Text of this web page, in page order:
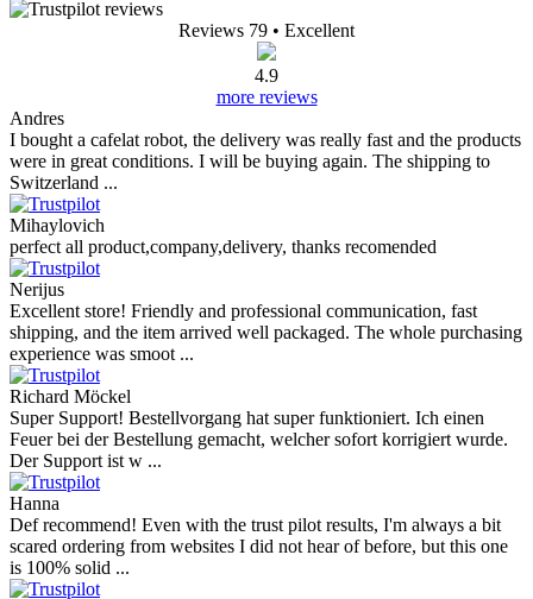
Reviews 79 • Excellent
4.9
more reviews
Andres
I bought a cafelat robot, the delivery was really fast and the products
were in great conditions. I will be buying again. The shipping to
Switzerland ...
Mihaylovich
perfect all product,company,delivery, thanks recomended
Nerijus
Excellent store! Friendly and professional communication, fast
shipping, and the item arrived well packaged. The whole purchasing
experience was smoot ...
Richard Möckel
Super Support! Bestellvorgang hat super funktioniert. Ich einen
Feuer bei der Bestellung gemacht, welcher sofort korrigiert wurde.
Der Support ist w ...
Hanna
Def recommend! Even with the trust pilot results, I'm always a bit
scared ordering from websites I did not hear of before, but this one
is 100% solid ...